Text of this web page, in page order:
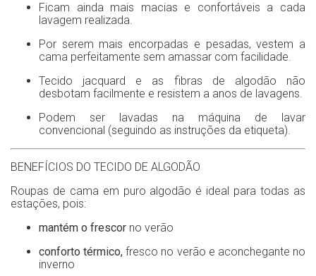
Ficam ainda mais macias e confortáveis a cada
lavagem realizada.
Por serem mais encorpadas e pesadas, vestem a
cama perfeitamente sem amassar com facilidade.
Tecido jacquard e as fibras de algodão não
desbotam facilmente e resistem a anos de lavagens.
Podem ser lavadas na máquina de lavar
convencional (seguindo as instruções da etiqueta).
BENEFÍCIOS DO TECIDO DE ALGODÃO
Roupas de cama em puro algodão é ideal para todas as
estações, pois:
mantém o frescor no verão
conforto térmico,fresco no verão e aconchegante no
inverno